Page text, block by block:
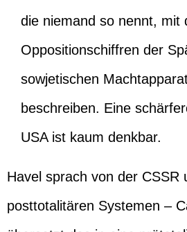
die niemand so nennt, mit
Oppositionschiffren der
sowjetischen
beschreiben. Eine
USA ist kaum denkbar.
Havel sprach von der CSSR
posttotalitären Systemen –